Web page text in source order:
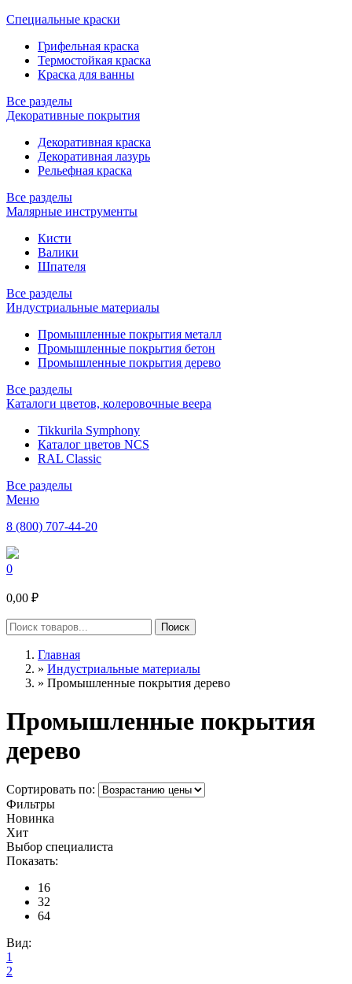
Специальные краски
Грифельная краска
Термостойкая краска
Краска для ванны
Все разделы
Декоративные покрытия
Декоративная краска
Декоративная лазурь
Рельефная краска
Все разделы
Малярные инструменты
Кисти
Валики
Шпателя
Все разделы
Индустриальные материалы
Промышленные покрытия металл
Промышленные покрытия бетон
Промышленные покрытия дерево
Все разделы
Каталоги цветов, колеровочные веера
Tikkurila Symphony
Каталог цветов NCS
RAL Classic
Все разделы
Меню
8 (800) 707-44-20
0
0,00 ₽
Главная
» Индустриальные материалы
» Промышленные покрытия дерево
Промышленные покрытия
дерево
Сортировать по:
Фильтры
Новинка
Хит
Выбор специалиста
Показать:
16
32
64
Вид:
1
2